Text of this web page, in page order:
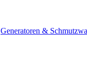
Generatoren &